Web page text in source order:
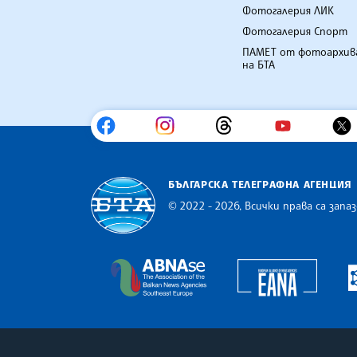
Фотогалерия ЛИК
Фотогалерия Спорт
ПАМЕТ от
на БТА
БЪЛГАРСКА ТЕЛЕГРАФНА АГЕНЦИЯ
© 2022 - 2026, Всички права са
The Assocoation of the